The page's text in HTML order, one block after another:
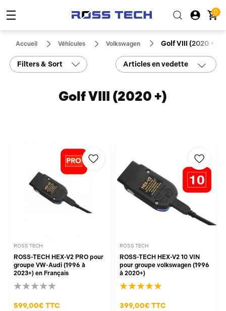
0
Accueil Véhicules Volkswagen Golf VIII (2020 +)
Filters & Sort Articles en vedette
Golf VIII (2020 +)
ROSS TECH
ROSS-TECH HEX-V2 PRO pour
groupe VW-Audi (1996 à
2023+) en Français
599,00€ TTC
ROSS TECH
ROSS-TECH HEX-V2 10 VIN
pour groupe volkswagen (1996
à 2020+)
399,00€ TTC